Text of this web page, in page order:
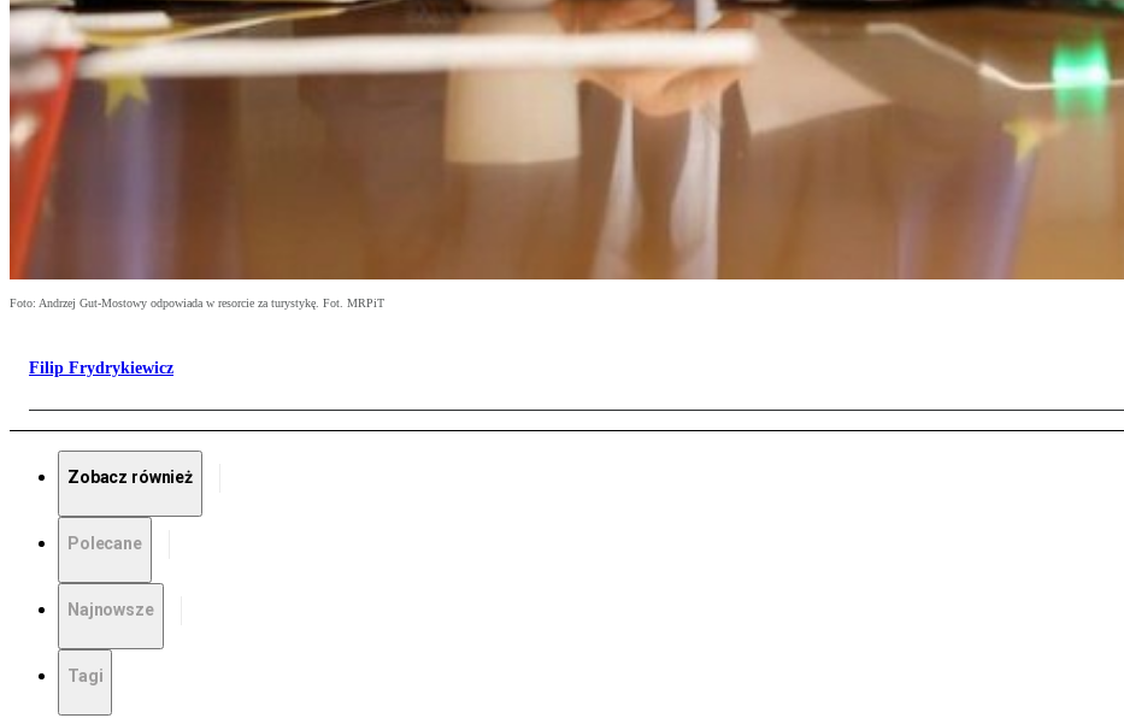
Foto: Andrzej Gut-Mostowy odpowiada w resorcie za turystykę. Fot. MRPiT
Filip Frydrykiewicz
Zobacz również
Polecane
Najnowsze
Tagi